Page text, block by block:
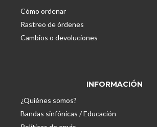
Cómo ordenar
Rastreo de órdenes
Cambios o devoluciones
INFORMACIÓN
¿Quiénes somos?
Bandas sinfónicas / Educación